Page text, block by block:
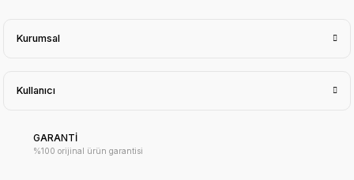
Kurumsal
Kullanıcı
GARANTİ
%100 orijinal ürün garantisi